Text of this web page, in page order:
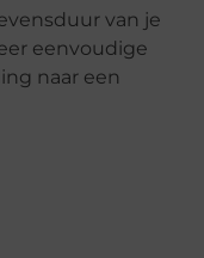
van je
eenvoudige
naar een